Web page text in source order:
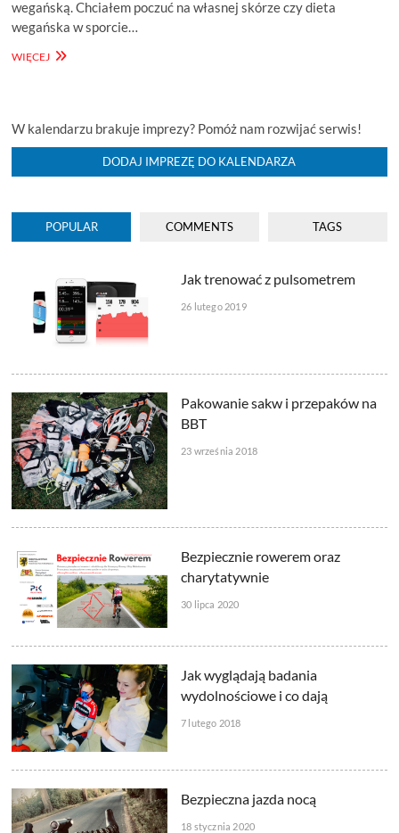
wegańską. Chciałem poczuć na własnej skórze czy dieta
wegańska w sporcie…
WIĘCEJDDR
PO
ROKU
STOSOWANIA
W kalendarzu brakuje imprezy? Pomóż nam rozwijać serwis!
DODAJ IMPREZĘ DO KALENDARZA
POPULAR COMMENTS TAGS
Jak trenować z pulsometrem
26 lutego 2019
Pakowanie sakw i przepaków na
BBT
23 września 2018
Bezpiecznie rowerem oraz
charytatywnie
30 lipca 2020
Jak wyglądają badania
wydolnościowe i co dają
7 lutego 2018
Bezpieczna jazda nocą
18 stycznia 2020